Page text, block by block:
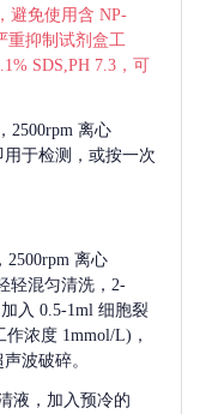
避免使用含 NP-
重抑制试剂盒工
SDS,PH 7.3，可
2500rpm 离心
于检测，或按一次
2500rpm 离心
轻混匀清洗，2-
入 0.5-1ml 细胞裂
浓度 1mmol/L)，
波破碎。
液，加入预冷的